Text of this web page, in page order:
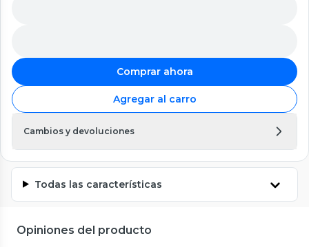
Comprar ahora
Agregar al carro
Cambios y devoluciones
Todas las características
Opiniones del producto